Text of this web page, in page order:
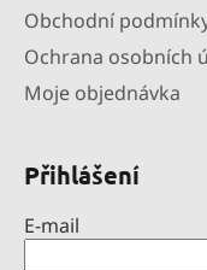
Obchodní
Ochrana osobních
Moje objednávka
Přihlášení
E-mail